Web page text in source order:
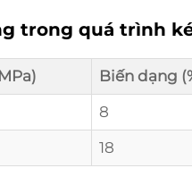
trong quá trình
Biến dạng
8
18